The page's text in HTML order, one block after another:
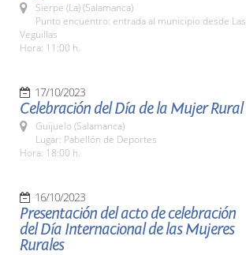
Sierpe (La) (Salamanca)
Punto encuentro: entrada al municipio desde Las
Veguillas
Hora: 11:00 h.
17/10/2023
Celebración del Día de la Mujer Rural
Guijuelo (Salamanca)
Lugar: Pabellón de Deportes
Hora: 18:00 h.
16/10/2023
Presentación del acto de celebración
del Día Internacional de las Mujeres
Rurales